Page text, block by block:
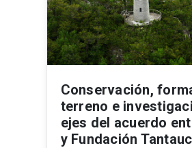
Conservación,
terreno e
ejes del acuerdo
y Fundación